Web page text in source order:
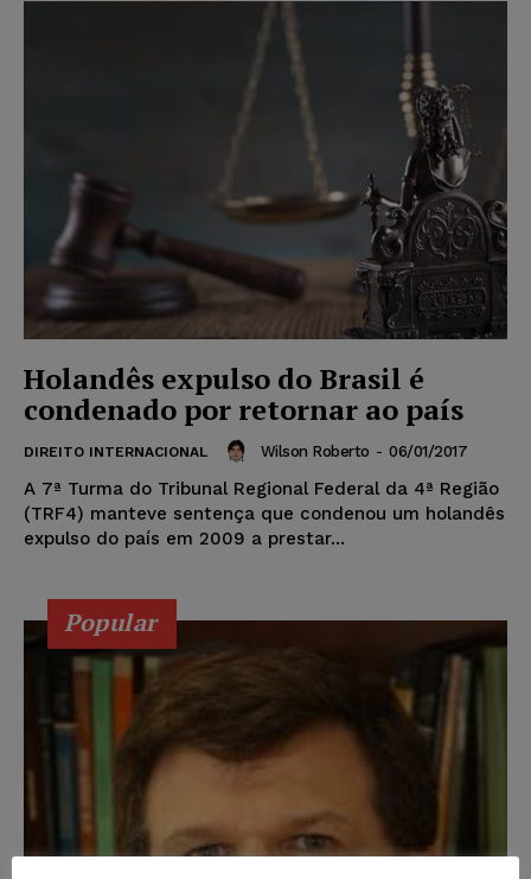
Holandês expulso do Brasil é
condenado por retornar ao país
DIREITO INTERNACIONAL Wilson Roberto - 06/01/2017
A 7ª Turma do Tribunal Regional Federal da 4ª Região
(TRF4) manteve sentença que condenou um holandês
expulso do país em 2009 a prestar...
Popular